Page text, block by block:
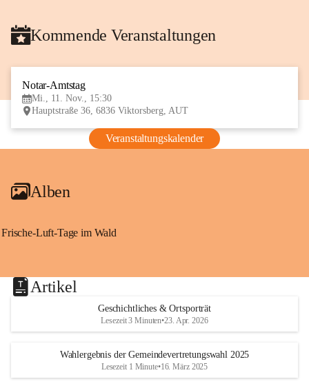
Kommende Veranstaltungen
Notar-Amtstag
Mi., 11. Nov., 15:30
Hauptstraße 36, 6836 Viktorsberg, AUT
Veranstaltungskalender
Alben
Frische-Luft-Tage im Wald
Artikel
Geschichtliches & Ortsporträt
Lesezeit 3 Minuten•23. Apr. 2026
Wahlergebnis der Gemeindevertretungswahl 2025
Lesezeit 1 Minute•16. März 2025